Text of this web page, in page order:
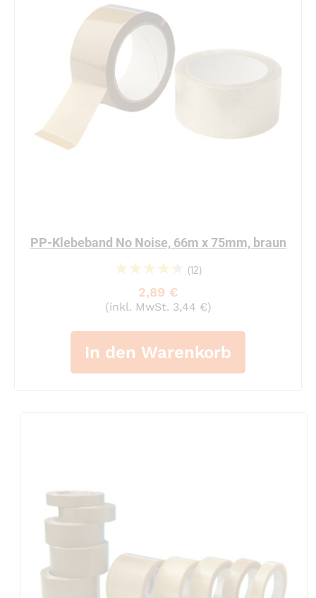
PP-Klebeband No Noise, 66m x 75mm, braun
91%
(12)
2,89 €
(inkl. MwSt. 3,44 €)
In den Warenkorb